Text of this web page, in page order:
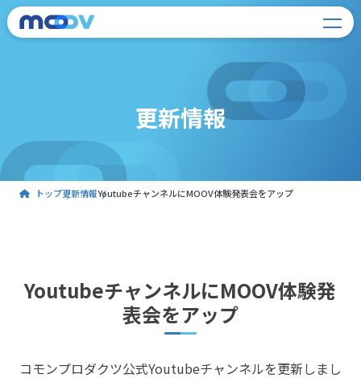
更新情報
トップ更新情報YoutubeチャンネルにMOOV体験発表会をアップ
YoutubeチャンネルにMOOV体験発
表会をアップ
コモンプロダクツ公式Youtubeチャンネルを更新しまし